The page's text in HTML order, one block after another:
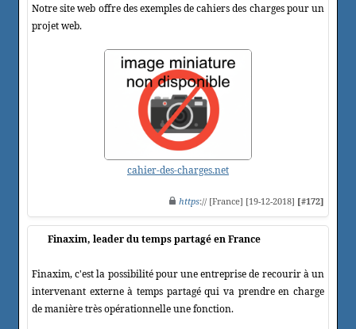
Notre site web offre des exemples de cahiers des charges pour un
projet web.
cahier-des-charges.net
https:// [France] [19-12-2018] [#172]
Finaxim, leader du temps partagé en France
Finaxim, c'est la possibilité pour une entreprise de recourir à un
intervenant externe à temps partagé qui va prendre en charge
de manière très opérationnelle une fonction.